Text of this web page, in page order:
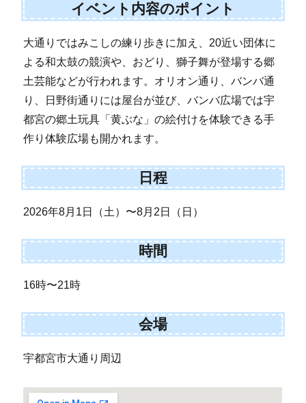
イベント内容のポイント
大通りではみこしの練り歩きに加え、20近い団体に
よる和太鼓の競演や、おどり、獅子舞が登場する郷
土芸能などが行われます。オリオン通り、バンバ通
り、日野街通りには屋台が並び、バンバ広場では宇
都宮の郷土玩具「黄ぶな」の絵付けを体験できる手
作り体験広場も開かれます。
日程
2026年8月1日（土）〜8月2日（日）
時間
16時〜21時
会場
宇都宮市大通り周辺